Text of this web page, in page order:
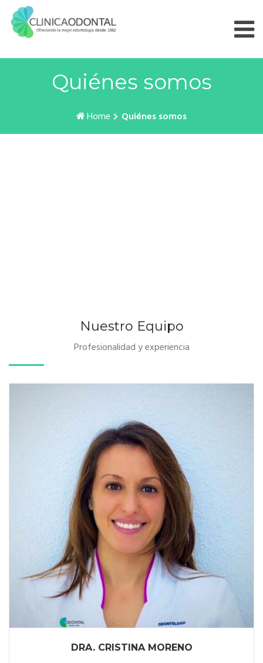
content
Quiénes somos
Home Quiénes somos
Nuestro Equipo
Profesionalidad y experiencia
DRA. CRISTINA MORENO